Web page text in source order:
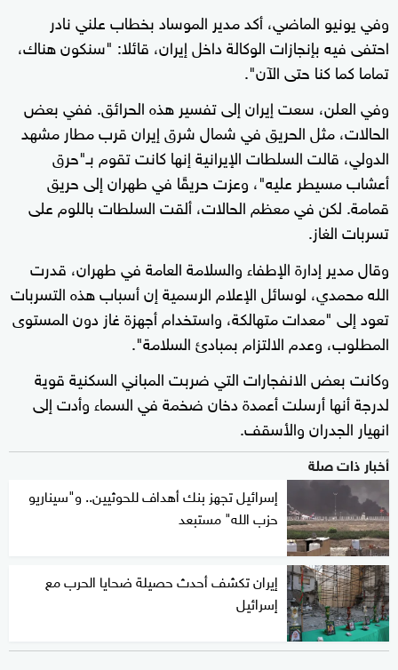
وفي يونيو الماضي، أكد مدير الموساد بخطاب علني نادر
احتفى فيه بإنجازات الوكالة داخل إيران، قائلا: "سنكون هناك،
تماما كما كنا حتى الآن".
وفي العلن، سعت إيران إلى تفسير هذه الحرائق. ففي بعض
الحالات، مثل الحريق في شمال شرق إيران قرب مطار مشهد
الدولي، قالت السلطات الإيرانية إنها كانت تقوم بـ"حرق
أعشاب مسيطر عليه"، وعزت حريقًا في طهران إلى حريق
قمامة. لكن في معظم الحالات، ألقت السلطات باللوم على
تسربات الغاز.
وقال مدير إدارة الإطفاء والسلامة العامة في طهران، قدرت
الله محمدي، لوسائل الإعلام الرسمية إن أسباب هذه التسربات
تعود إلى "معدات متهالكة، واستخدام أجهزة غاز دون المستوى
المطلوب، وعدم الالتزام بمبادئ السلامة".
وكانت بعض الانفجارات التي ضربت المباني السكنية قوية
لدرجة أنها أرسلت أعمدة دخان ضخمة في السماء وأدت إلى
انهيار الجدران والأسقف.
أخبار ذات صلة
إسرائيل تجهز بنك أهداف للحوثيين.. و"سيناريو
حزب الله" مستبعد
إيران تكشف أحدث حصيلة ضحايا الحرب مع
إسرائيل